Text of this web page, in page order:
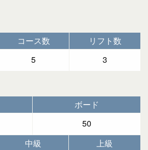
コース数
リフト数
5 3
ボード
50
中級
上級